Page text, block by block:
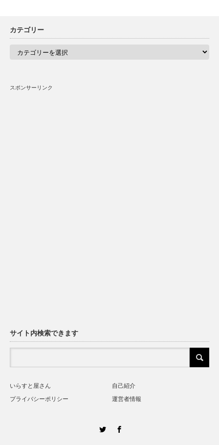
カテゴリー
スポンサーリンク
サイト内検索できます
いらすと屋さん
自己紹介
プライバシーポリシー
運営者情報